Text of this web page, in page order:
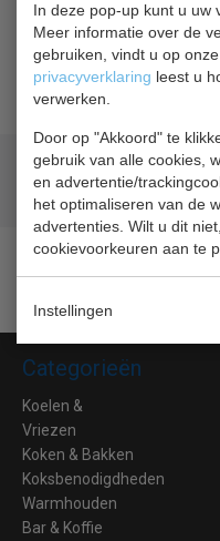
In deze pop-up kunt u uw
Meer informatie over de
gebruiken, vindt u op
privacyverklaring leest u
verwerken.
Door op "Akkoord" te
gebruik van alle cookies,
en advertentie/
het optimaliseren van de
advertenties. Wilt u dit
cookievoorkeuren aan te
Instellingen
Ecofrost Rooster voor
Foto kan afwijken.
Geld terugprijsgarantie
Lage prijzen hoge
Categorieën
Koelen &
Vriezen
Koken & Bakken
Koksbenodigdheden
Warmhouden
Bar & Koffie